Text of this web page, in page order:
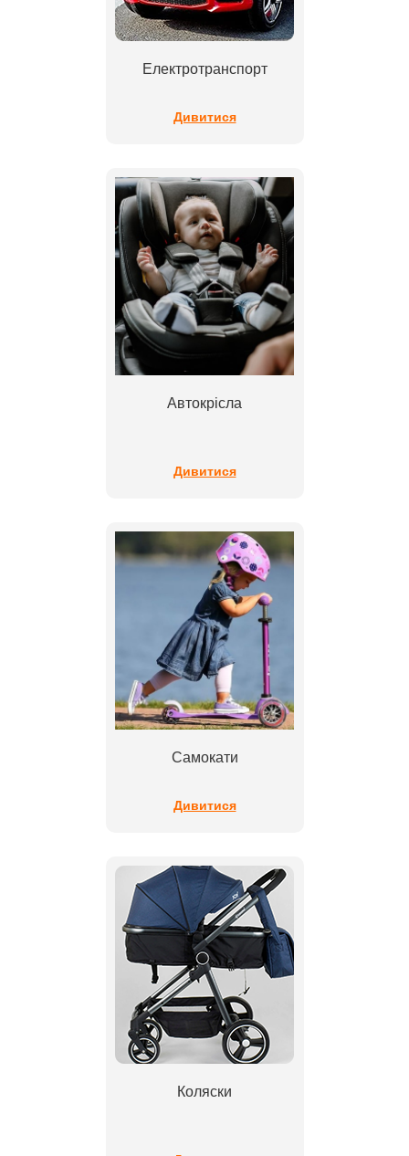
Електротранспорт
Дивитися
Автокрісла
Дивитися
Самокати
Дивитися
Коляски